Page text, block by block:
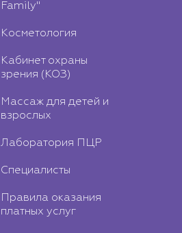
Family"
Косметология
Кабинет охраны
зрения (КОЗ)
Массаж для детей и
взрослых
Лаборатория ПЦР
Специалисты
Правила оказания
платных услуг